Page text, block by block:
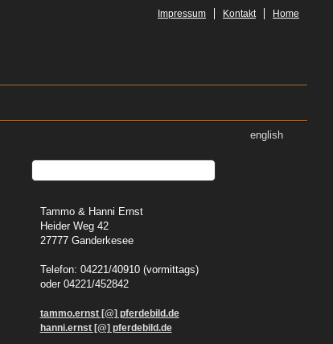
Home
Kontakt
Impressum
english
Tammo & Hanni Ernst
Heider Weg 42
27777 Ganderkesee
Telefon: 04221/40910 (vormittags)
oder 04221/452842
tammo.ernst [@] pferdebild.de
hanni.ernst [@] pferdebild.de